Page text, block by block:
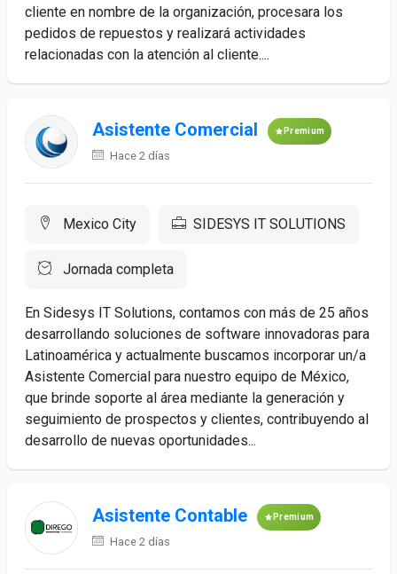
cliente en nombre de la organización, procesara los
pedidos de repuestos y realizará actividades
relacionadas con la atención al cliente....
Asistente Comercial Premium
Hace 2 días
Mexico City SIDESYS IT SOLUTIONS
Jornada completa
En Sidesys IT Solutions, contamos con más de 25 años
desarrollando soluciones de software innovadoras para
Latinoamérica y actualmente buscamos incorporar un/a
Asistente Comercial para nuestro equipo de México,
que brinde soporte al área mediante la generación y
seguimiento de prospectos y clientes, contribuyendo al
desarrollo de nuevas oportunidades...
Asistente Contable Premium
Hace 2 días